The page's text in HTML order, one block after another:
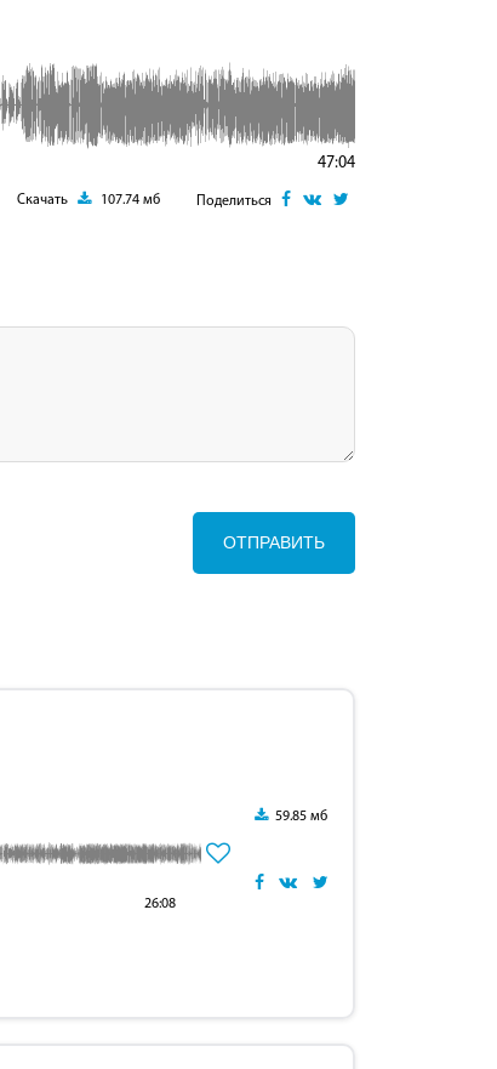
47:04
Скачать 107.74 мб Поделиться
ОТПРАВИТЬ
26:08
59.85 мб